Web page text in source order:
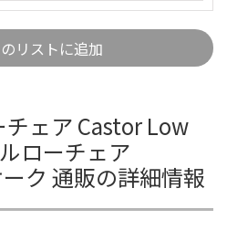
リストに追加
ェア Castor Low
ローチェア
ク 通販の詳細情報